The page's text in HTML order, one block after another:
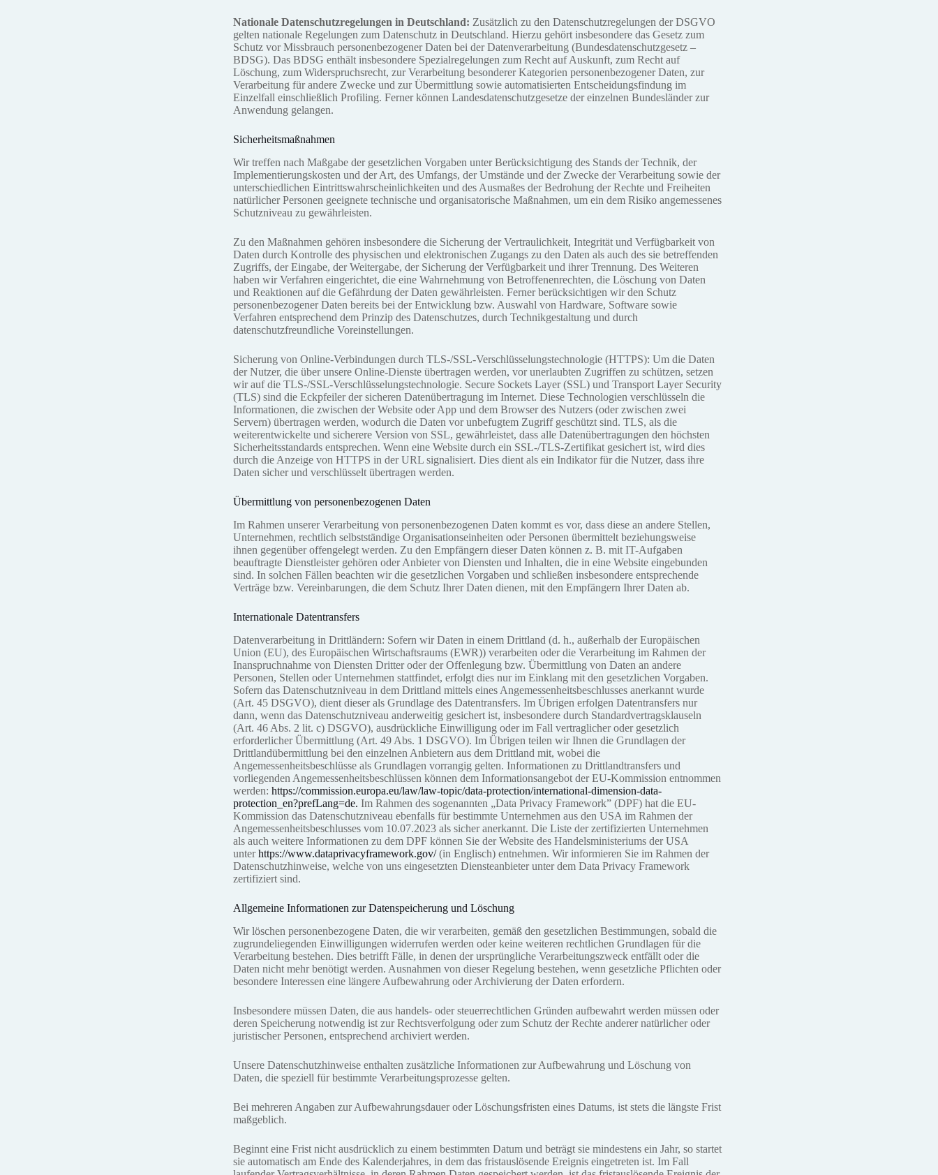
Nationale Datenschutzregelungen in Deutschland: Zusätzlich zu den Datenschutzregelungen der DSGVO
gelten nationale Regelungen zum Datenschutz in Deutschland. Hierzu gehört insbesondere das Gesetz zum
Schutz vor Missbrauch personenbezogener Daten bei der Datenverarbeitung (Bundesdatenschutzgesetz –
BDSG). Das BDSG enthält insbesondere Spezialregelungen zum Recht auf Auskunft, zum Recht auf
Löschung, zum Widerspruchsrecht, zur Verarbeitung besonderer Kategorien personenbezogener Daten, zur
Verarbeitung für andere Zwecke und zur Übermittlung sowie automatisierten Entscheidungsfindung im
Einzelfall einschließlich Profiling. Ferner können Landesdatenschutzgesetze der einzelnen Bundesländer zur
Anwendung gelangen.
Sicherheitsmaßnahmen
Wir treffen nach Maßgabe der gesetzlichen Vorgaben unter Berücksichtigung des Stands der Technik, der
Implementierungskosten und der Art, des Umfangs, der Umstände und der Zwecke der Verarbeitung sowie der
unterschiedlichen Eintrittswahrscheinlichkeiten und des Ausmaßes der Bedrohung der Rechte und Freiheiten
natürlicher Personen geeignete technische und organisatorische Maßnahmen, um ein dem Risiko angemessenes
Schutzniveau zu gewährleisten.
Zu den Maßnahmen gehören insbesondere die Sicherung der Vertraulichkeit, Integrität und Verfügbarkeit von
Daten durch Kontrolle des physischen und elektronischen Zugangs zu den Daten als auch des sie betreffenden
Zugriffs, der Eingabe, der Weitergabe, der Sicherung der Verfügbarkeit und ihrer Trennung. Des Weiteren
haben wir Verfahren eingerichtet, die eine Wahrnehmung von Betroffenenrechten, die Löschung von Daten
und Reaktionen auf die Gefährdung der Daten gewährleisten. Ferner berücksichtigen wir den Schutz
personenbezogener Daten bereits bei der Entwicklung bzw. Auswahl von Hardware, Software sowie
Verfahren entsprechend dem Prinzip des Datenschutzes, durch Technikgestaltung und durch
datenschutzfreundliche Voreinstellungen.
Sicherung von Online-Verbindungen durch TLS-/SSL-Verschlüsselungstechnologie (HTTPS): Um die Daten
der Nutzer, die über unsere Online-Dienste übertragen werden, vor unerlaubten Zugriffen zu schützen, setzen
wir auf die TLS-/SSL-Verschlüsselungstechnologie. Secure Sockets Layer (SSL) und Transport Layer Security
(TLS) sind die Eckpfeiler der sicheren Datenübertragung im Internet. Diese Technologien verschlüsseln die
Informationen, die zwischen der Website oder App und dem Browser des Nutzers (oder zwischen zwei
Servern) übertragen werden, wodurch die Daten vor unbefugtem Zugriff geschützt sind. TLS, als die
weiterentwickelte und sicherere Version von SSL, gewährleistet, dass alle Datenübertragungen den höchsten
Sicherheitsstandards entsprechen. Wenn eine Website durch ein SSL-/TLS-Zertifikat gesichert ist, wird dies
durch die Anzeige von HTTPS in der URL signalisiert. Dies dient als ein Indikator für die Nutzer, dass ihre
Daten sicher und verschlüsselt übertragen werden.
Übermittlung von personenbezogenen Daten
Im Rahmen unserer Verarbeitung von personenbezogenen Daten kommt es vor, dass diese an andere Stellen,
Unternehmen, rechtlich selbstständige Organisationseinheiten oder Personen übermittelt beziehungsweise
ihnen gegenüber offengelegt werden. Zu den Empfängern dieser Daten können z. B. mit IT-Aufgaben
beauftragte Dienstleister gehören oder Anbieter von Diensten und Inhalten, die in eine Website eingebunden
sind. In solchen Fällen beachten wir die gesetzlichen Vorgaben und schließen insbesondere entsprechende
Verträge bzw. Vereinbarungen, die dem Schutz Ihrer Daten dienen, mit den Empfängern Ihrer Daten ab.
Internationale Datentransfers
Datenverarbeitung in Drittländern: Sofern wir Daten in einem Drittland (d. h., außerhalb der Europäischen
Union (EU), des Europäischen Wirtschaftsraums (EWR)) verarbeiten oder die Verarbeitung im Rahmen der
Inanspruchnahme von Diensten Dritter oder der Offenlegung bzw. Übermittlung von Daten an andere
Personen, Stellen oder Unternehmen stattfindet, erfolgt dies nur im Einklang mit den gesetzlichen Vorgaben.
Sofern das Datenschutzniveau in dem Drittland mittels eines Angemessenheitsbeschlusses anerkannt wurde
(Art. 45 DSGVO), dient dieser als Grundlage des Datentransfers. Im Übrigen erfolgen Datentransfers nur
dann, wenn das Datenschutzniveau anderweitig gesichert ist, insbesondere durch Standardvertragsklauseln
(Art. 46 Abs. 2 lit. c) DSGVO), ausdrückliche Einwilligung oder im Fall vertraglicher oder gesetzlich
erforderlicher Übermittlung (Art. 49 Abs. 1 DSGVO). Im Übrigen teilen wir Ihnen die Grundlagen der
Drittlandübermittlung bei den einzelnen Anbietern aus dem Drittland mit, wobei die
Angemessenheitsbeschlüsse als Grundlagen vorrangig gelten. Informationen zu Drittlandtransfers und
vorliegenden Angemessenheitsbeschlüssen können dem Informationsangebot der EU-Kommission entnommen
werden: https://commission.europa.eu/law/law-topic/data-protection/international-dimension-data-
protection_en?prefLang=de. Im Rahmen des sogenannten „Data Privacy Framework” (DPF) hat die EU-
Kommission das Datenschutzniveau ebenfalls für bestimmte Unternehmen aus den USA im Rahmen der
Angemessenheitsbeschlusses vom 10.07.2023 als sicher anerkannt. Die Liste der zertifizierten Unternehmen
als auch weitere Informationen zu dem DPF können Sie der Website des Handelsministeriums der USA
unterhttps://www.dataprivacyframework.gov/(in Englisch) entnehmen. Wir informieren Sie im Rahmen der
Datenschutzhinweise, welche von uns eingesetzten Diensteanbieter unter dem Data Privacy Framework
zertifiziert sind.
Allgemeine Informationen zur Datenspeicherung und Löschung
Wir löschen personenbezogene Daten, die wir verarbeiten, gemäß den gesetzlichen Bestimmungen, sobald die
zugrundeliegenden Einwilligungen widerrufen werden oder keine weiteren rechtlichen Grundlagen für die
Verarbeitung bestehen. Dies betrifft Fälle, in denen der ursprüngliche Verarbeitungszweck entfällt oder die
Daten nicht mehr benötigt werden. Ausnahmen von dieser Regelung bestehen, wenn gesetzliche Pflichten oder
besondere Interessen eine längere Aufbewahrung oder Archivierung der Daten erfordern.
Insbesondere müssen Daten, die aus handels- oder steuerrechtlichen Gründen aufbewahrt werden müssen oder
deren Speicherung notwendig ist zur Rechtsverfolgung oder zum Schutz der Rechte anderer natürlicher oder
juristischer Personen, entsprechend archiviert werden.
Unsere Datenschutzhinweise enthalten zusätzliche Informationen zur Aufbewahrung und Löschung von
Daten, die speziell für bestimmte Verarbeitungsprozesse gelten.
Bei mehreren Angaben zur Aufbewahrungsdauer oder Löschungsfristen eines Datums, ist stets die längste Frist
maßgeblich.
Beginnt eine Frist nicht ausdrücklich zu einem bestimmten Datum und beträgt sie mindestens ein Jahr, so startet
sie automatisch am Ende des Kalenderjahres, in dem das fristauslösende Ereignis eingetreten ist. Im Fall